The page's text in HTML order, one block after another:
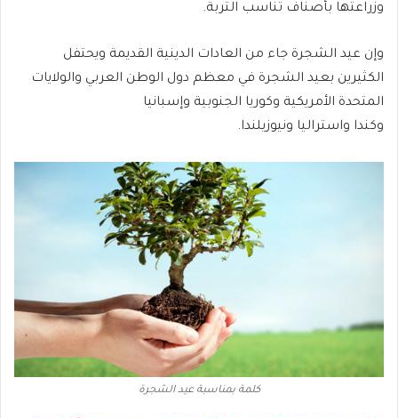
وزراعتها بأصناف تناسب التربة.
وإن عيد الشجرة جاء من العادات الدينية القديمة ويحتفل
الكثيرين بعيد الشجرة في معظم دول الوطن العربي والولايات
المتحدة الأمريكية وكوريا الجنوبية وإسبانيا
وكندا واستراليا ونيوزيلندا.
كلمة بمناسبة عيد الشجرة